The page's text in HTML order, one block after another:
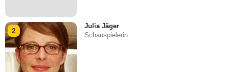
2
Julia Jäger
Schauspielerin